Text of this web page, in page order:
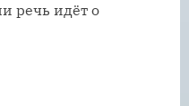
речь идёт о